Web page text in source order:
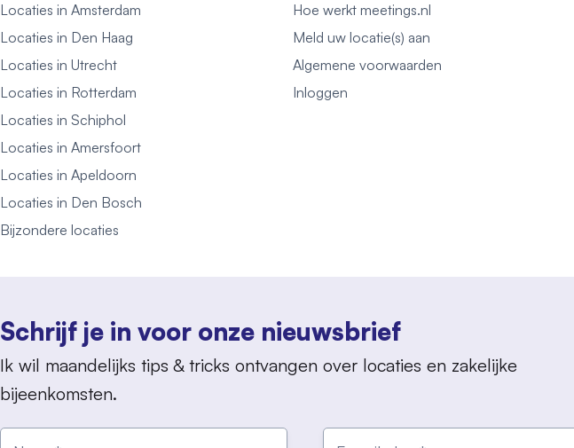
Locaties in Amsterdam
Locaties in Den Haag
Locaties in Utrecht
Locaties in Rotterdam
Locaties in Schiphol
Locaties in Amersfoort
Locaties in Apeldoorn
Locaties in Den Bosch
Bijzondere locaties
Hoe werkt meetings.nl
Meld uw locatie(s) aan
Algemene voorwaarden
Inloggen
Schrijf je in voor onze nieuwsbrief
Ik wil maandelijks tips & tricks ontvangen over locaties en zakelijke
bijeenkomsten.